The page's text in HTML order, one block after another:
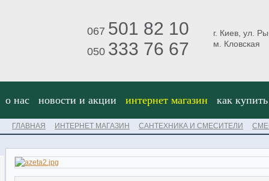
067 501 82 10
050 333 76 67
г. Киев, ул.
м. Кловская
о нас новости и акции интернет магазин как купить
ГЛАВНАЯ ИНТЕРНЕТ МАГАЗИН САНТЕХНИКА И СМЕСИТЕЛИ